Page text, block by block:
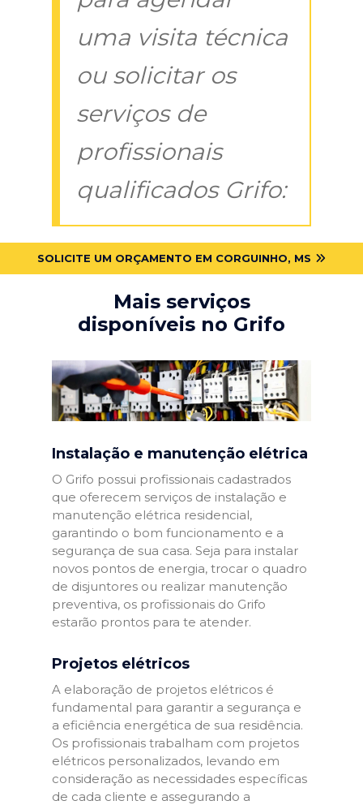
uma visita técnica
ou solicitar os
serviços de
profissionais
qualificados Grifo:
SOLICITE UM ORÇAMENTO EM CORGUINHO, MS
Mais serviços
disponíveis no Grifo
Instalação e manutenção elétrica
O Grifo possui profissionais cadastrados
que oferecem serviços de instalação e
manutenção elétrica residencial,
garantindo o bom funcionamento e a
segurança de sua casa. Seja para instalar
novos pontos de energia, trocar o quadro
de disjuntores ou realizar manutenção
preventiva, os profissionais do Grifo
estarão prontos para te atender.
Projetos elétricos
A elaboração de projetos elétricos é
fundamental para garantir a segurança e
a eficiência energética de sua residência.
Os profissionais trabalham com projetos
elétricos personalizados, levando em
consideração as necessidades específicas
de cada cliente e assegurando a